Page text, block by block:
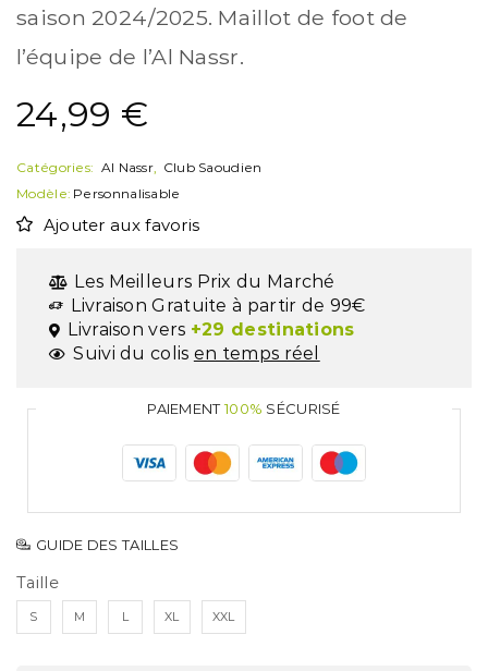
saison 2024/2025. Maillot de foot de
l’équipe de l’Al Nassr.
24,99 €
Catégories: Al Nassr, Club Saoudien
Modèle: Personnalisable
Ajouter aux favoris
Les Meilleurs Prix du Marché
Livraison Gratuite à partir de 99€
Livraison vers +29 destinations
Suivi du colis en temps réel
PAIEMENT100% SÉCURISÉ
GUIDE DES TAILLES
Taille
S M L XL XXL